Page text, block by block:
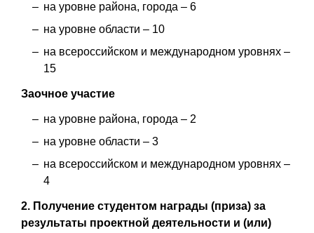
на уровне района, города – 6
на уровне области – 10
на всероссийском и международном уровнях –
15
Заочное участие
на уровне района, города – 2
на уровне области – 3
на всероссийском и международном уровнях –
4
2. Получение студентом награды (приза) за
результаты проектной деятельности и (или)